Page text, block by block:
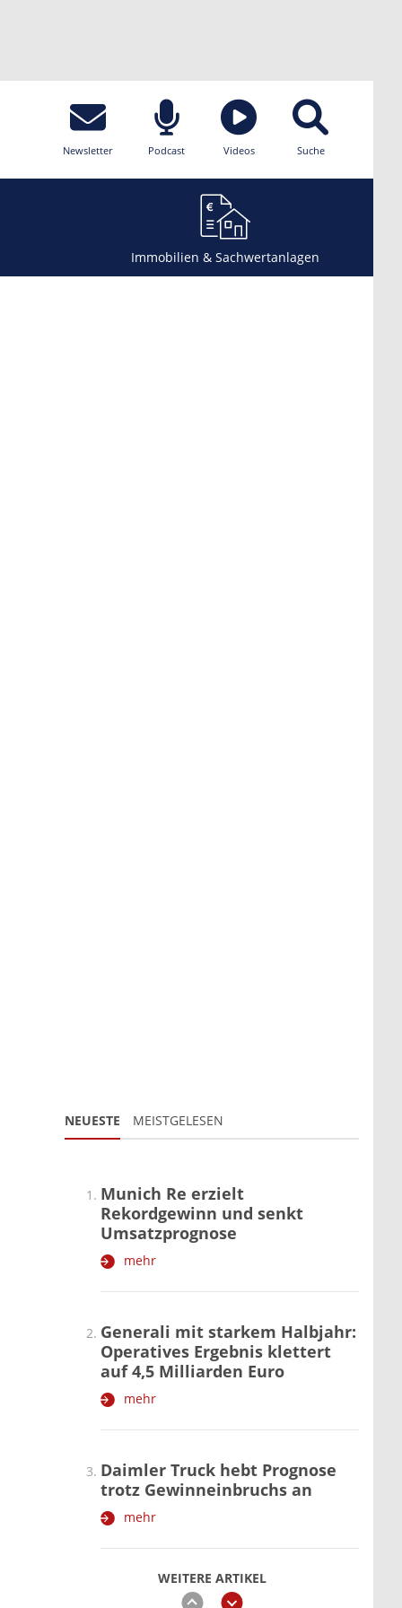
Newsletter Podcast Videos Suche
Immobilien & Sachwertanlagen
NEUESTE MEISTGELESEN
WEITERE ARTIKEL
zurückweiter
Munich Re erzielt
Rekordgewinn und senkt
Umsatzprognose
mehr
Generali mit starkem Halbjahr:
Operatives Ergebnis klettert
auf 4,5 Milliarden Euro
mehr
Daimler Truck hebt Prognose
trotz Gewinneinbruchs an
mehr